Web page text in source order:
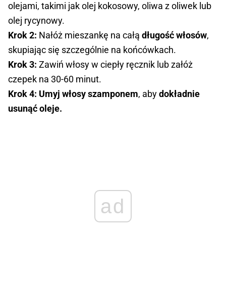
olejami, takimi jak olej kokosowy, oliwa z oliwek lub
olej rycynowy.
Krok 2: Nałóż mieszankę na całą długość włosów,
skupiając się szczególnie na końcówkach.
Krok 3: Zawiń włosy w ciepły ręcznik lub załóż
czepek na 30-60 minut.
Krok 4: Umyj włosy szamponem, abydokładnie
usunąć oleje.
ad